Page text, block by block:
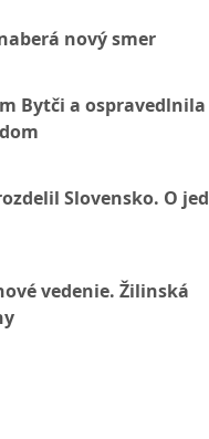
nový smer
Bytči a ospravedlnila
Slovensko. O
vedenie. Žilinská